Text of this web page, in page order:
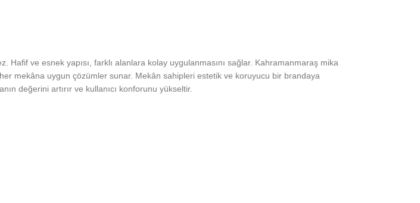
Hafif ve esnek yapısı, farklı alanlara kolay uygulanmasını sağlar. Kahramanmaraş mika
her mekâna uygun çözümler sunar. Mekân sahipleri estetik ve koruyucu bir brandaya
değerini artırır ve kullanıcı konforunu yükseltir.